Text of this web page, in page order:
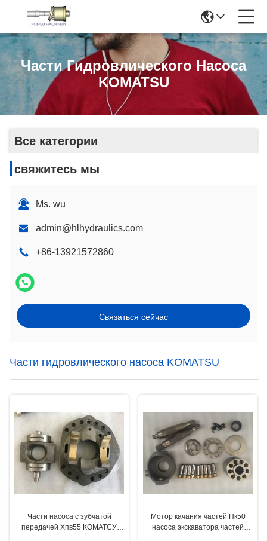
Части Гидровлического Насоса
KOMATSU
Все категории
свяжитесь мы
Ms. wu
admin@hlhydraulics.com
+86-13921572860
Связаться сейчас
Части гидровлического насоса KOMATSU
Части насоса с зубчатой
передачей Хпв55 КОМАТСУ
Мотор качания частей Пк50
насоса экскаватора частей